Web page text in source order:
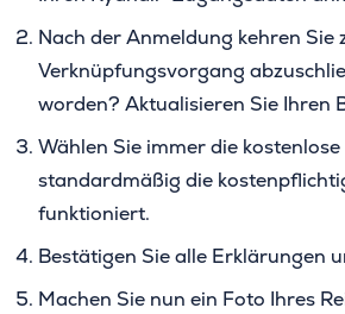
Nach der Anmeldung kehren
Verknüpfungsvorgang
worden? Aktualisieren Sie Ihren
Wählen Sie immer die
standardmäßig die
funktioniert.
Bestätigen Sie alle Erklärungen
Machen Sie nun ein Foto Ihres